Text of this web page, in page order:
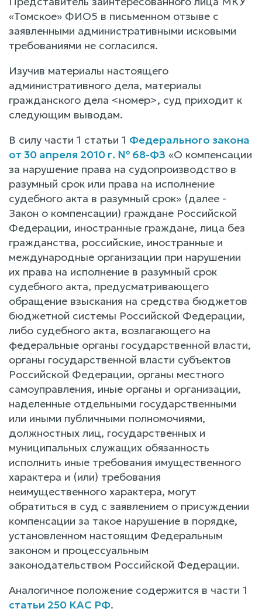
«Томское» ФИО5 в письменном отзыве с
заявленными административными исковыми
требованиями не согласился.
Изучив материалы настоящего
административного дела, материалы
гражданского дела <номер>, суд приходит к
следующим выводам.
В силу части 1 статьи 1 Федерального закона
от 30 апреля 2010 г. № 68-ФЗ «О компенсации
за нарушение права на судопроизводство в
разумный срок или права на исполнение
судебного акта в разумный срок» (далее -
Закон о компенсации) граждане Российской
Федерации, иностранные граждане, лица без
гражданства, российские, иностранные и
международные организации при нарушении
их права на исполнение в разумный срок
судебного акта, предусматривающего
обращение взыскания на средства бюджетов
бюджетной системы Российской Федерации,
либо судебного акта, возлагающего на
федеральные органы государственной власти,
органы государственной власти субъектов
Российской Федерации, органы местного
самоуправления, иные органы и организации,
наделенные отдельными государственными
или иными публичными полномочиями,
должностных лиц, государственных и
муниципальных служащих обязанность
исполнить иные требования имущественного
характера и (или) требования
неимущественного характера, могут
обратиться в суд с заявлением о присуждении
компенсации за такое нарушение в порядке,
установленном настоящим Федеральным
законом и процессуальным
законодательством Российской Федерации.
Аналогичное положение содержится в части 1
статьи 250 КАС РФ.